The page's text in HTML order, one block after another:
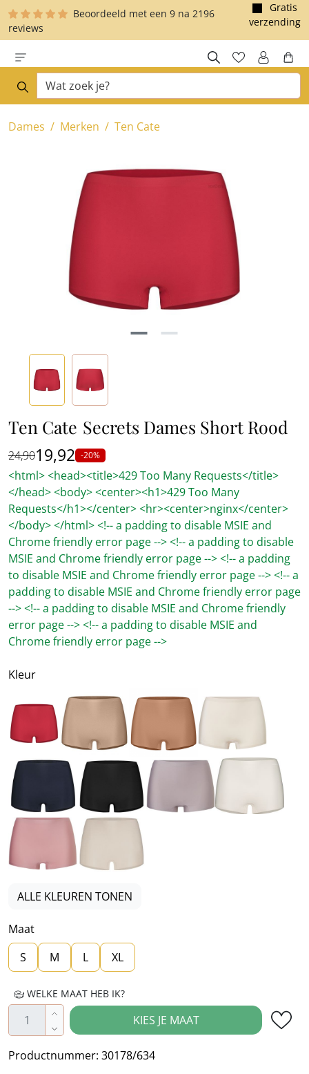
hoofdinhoud Beoordeeld met een 9 na 2196
reviews
Gratis
verzending
Dames Merken Ten Cate
Ten Cate Secrets Dames Short Rood
19,92 -20%
24,90
<html> <head><title>429 Too Many Requests</title>
</head> <body> <center><h1>429 Too Many
Requests</h1></center> <hr><center>nginx</center>
</body> </html> <!-- a padding to disable MSIE and
Chrome friendly error page --> <!-- a padding to disable
MSIE and Chrome friendly error page --> <!-- a padding
to disable MSIE and Chrome friendly error page --> <!-- a
padding to disable MSIE and Chrome friendly error page
--> <!-- a padding to disable MSIE and Chrome friendly
error page --> <!-- a padding to disable MSIE and
Chrome friendly error page -->
Kleur
Rood
Bruin Bruin
Blauw Zwart Beige
Print
ALLE KLEUREN TONEN
Maat
S
M L XL
WELKE MAAT HEB IK?
Producthoeveelheid: Voer de gewenste
KIES JE MAAT
Productnummer: 30178/634